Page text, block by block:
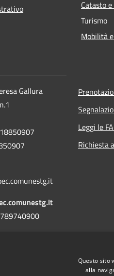
Catasto
Turismo
Mobilità
Gallura
Leggi le
Richiesta
Questo sito
alla